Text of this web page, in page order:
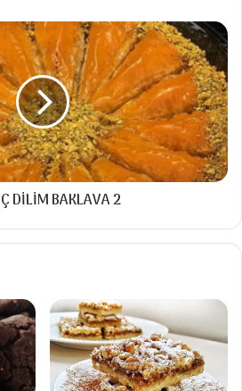
sandviç bisküvi
pudra şekeri
malzemeler kaba koyulur
elde edilir.
büyüklükte parçalar alarak
fırın tepsisine aralıklı
DİLİM BAKLAVA 2